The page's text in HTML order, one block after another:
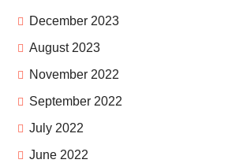
December 2023
August 2023
November 2022
September 2022
July 2022
June 2022